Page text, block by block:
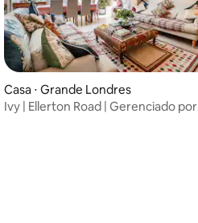
avaliação média de 5, 8 avaliações
Casa ⋅ Grande Londres
Ivy | Ellerton Road | Gerenciado por